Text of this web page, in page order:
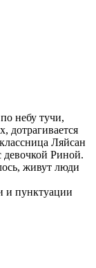
небу тучи,
дотрагивается
Ляйсан
девочкой Риной.
живут люди
и пунктуации